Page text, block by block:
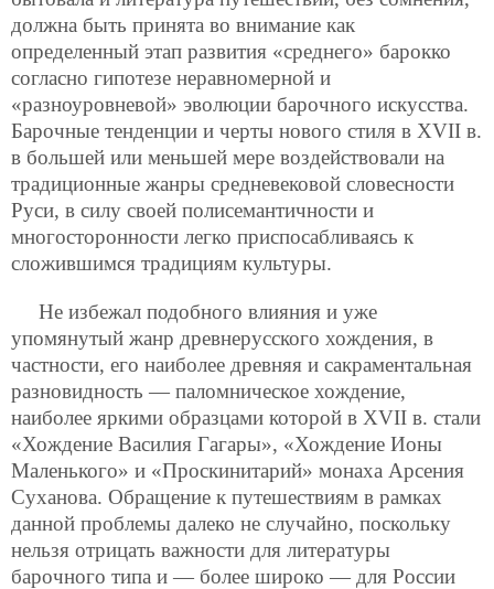
должна быть принята во внимание как
определенный этап развития «среднего» барокко
согласно гипотезе неравномерной и
«разноуровневой» эволюции барочного искусства.
Барочные тенденции и черты нового стиля в XVII в.
в большей или меньшей мере воздействовали на
традиционные жанры средневековой словесности
Руси, в силу своей полисемантичности и
многосторонности легко приспосабливаясь к
сложившимся традициям культуры.
Не избежал подобного влияния и уже
упомянутый жанр древнерусского хождения, в
частности, его наиболее древняя и сакраментальная
разновидность — паломническое хождение,
наиболее яркими образцами которой в XVII в. стали
«Хождение Василия Гагары», «Хождение Ионы
Маленького» и «Проскинитарий» монаха Арсения
Суханова. Обращение к путешествиям в рамках
данной проблемы далеко не случайно, поскольку
нельзя отрицать важности для литературы
барочного типа и — более широко — для России